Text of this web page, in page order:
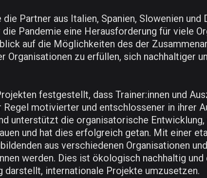
die Partner aus Italien, Spanien, Slowenien
die Pandemie eine Herausforderung für viele
auf die Möglichkeiten des der
Organisationen zu erfüllen, sich nachhaltiger
festgestellt, dass Trainer:innen und
motivierter und entschlossener in ihrer
unterstützt die organisatorische
und hat dies erfolgreich getan. Mit einer
aus verschiedenen Organisationen
werden. Dies ist ökologisch nachhaltig
darstellt, internationale Projekte umzusetzen.